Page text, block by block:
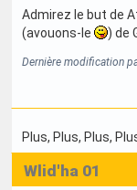
Admirez le but de
(avouons-le
) de
Dernière modification
Plus, Plus, Plus,
Wlid'ha 01